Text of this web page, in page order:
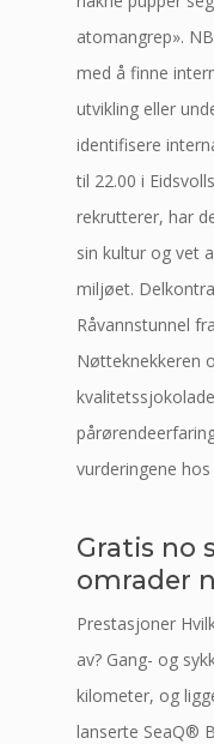
atomangrep».
med å finne
utvikling eller
identifisere
til 22.00 i
rekrutterer, har
sin kultur og vet
miljøet.
Råvannstunnel
Nøtteknekkeren
vurderingene
Gratis no
omrader
Prestasjoner
av? Gang- og
kilometer, og
lanserte SeaQ®